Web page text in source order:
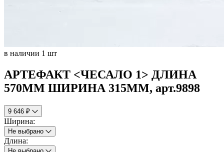
в наличии 1 шт
АРТЕФАКТ <ЧЕСАЛО 1> ДЛИНА
570ММ ШИРИНА 315ММ, арт.9898
9 646 ₽
Ширина:
Не выбрано
Длина: